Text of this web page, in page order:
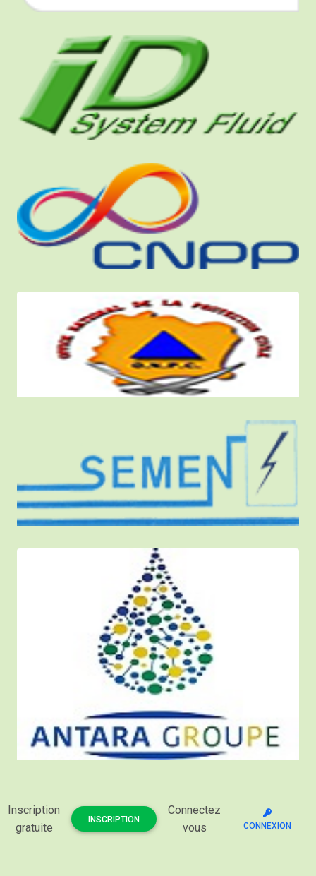
Inscription
gratuite
INSCRIPTION
Connectez
vous
CONNEXION